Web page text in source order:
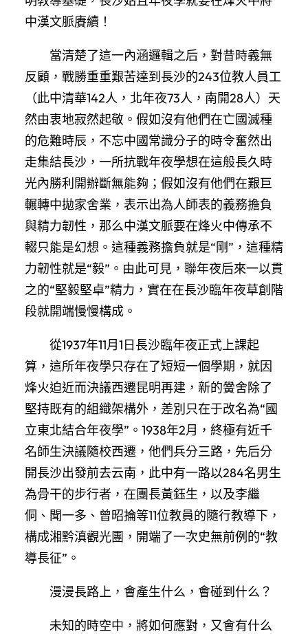
中漢文脈賡續！
當清楚了這一內涵邏輯之后，對昔時義無
反顧，戰勝重重艱苦達到長沙的243位教人員工
（此中清華142人，北年夜73人，南開28人）天
然由衷地寂然起敬。假如沒有他們在亡國滅種
的危難時辰，不忘中國常識分子的時令奮然出
走集結長沙，一所抗戰年夜學想在這般長久時
光內勝利開辦斷無能夠；假如沒有他們在艱巨
輾轉中拋家舍業，表示出為人師表的義務擔負
與精力韌性，那么中漢文脈要在烽火中傳承不
輟只能是幻想。這種義務擔負就是“剛”，這種精
力韌性就是“毅”。由此可見，聯年夜后來一以貫
之的“堅毅堅卓”精力，實在在長沙臨年夜草創階
段就開端慢慢構成。
從1937年11月1日長沙臨年夜正式上課起
算，這所年夜學只存在了短短一個學期，就因
烽火迫近而決議西遷昆明再建，新的黌舍除了
堅持既有的組織架構外，差別只在于改名為“國
立東北結合年夜學”。1938年2月，終極有近千
名師生決議隨校西遷，他們兵分三路，先后分
開長沙出發前去云南，此中有一路以284名男生
為骨干的步行者，在團長黃鈺生，以及李繼
侗、聞一多、曾昭掄等11位教員的隨行教導下，
構成湘黔滇觀光團，開端了一次史無前例的“教
導長征”。
漫漫長路上，會產生什么，會碰到什么？
未知的時空中，將如何應對，又會有什么